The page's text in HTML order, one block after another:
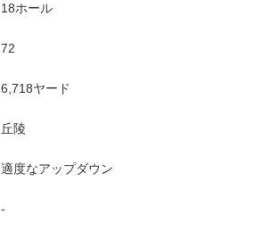
18ホール
72
6,718ヤード
丘陵
適度なアップダウン
-